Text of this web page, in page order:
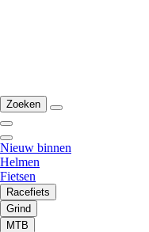
Zoeken
Nieuw binnen
Helmen
Fietsen
Racefiets
Grind
MTB